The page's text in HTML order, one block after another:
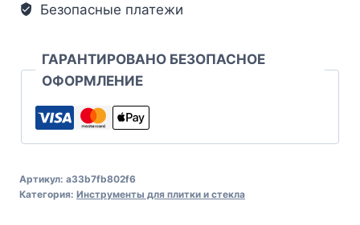
Безопасные платежи
ГАРАНТИРОВАНО БЕЗОПАСНОЕ
ОФОРМЛЕНИЕ
Артикул: a33b7fb802f6
Категория: Инструменты для плитки и стекла